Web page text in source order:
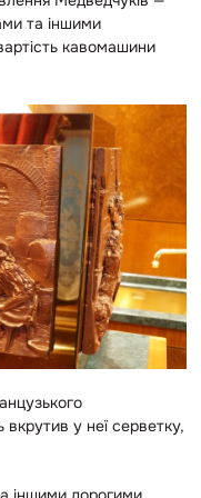
та іншими
кавомашини
у неї серветку,